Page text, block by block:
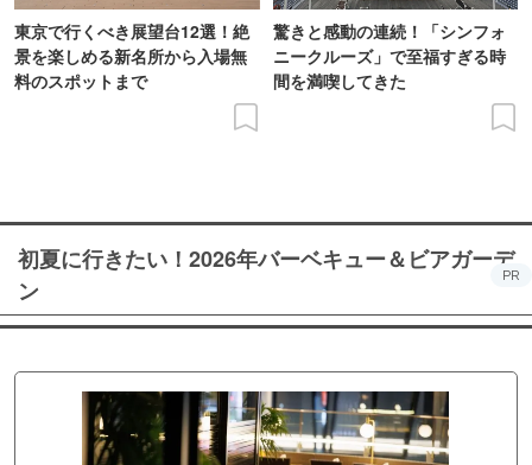
東京で行くべき展望台12選！絶
景を楽しめる新名所から入場無
料のスポットまで
驚きと感動の連続！「シンフォ
ニークルーズ」で至福すぎる時
間を満喫してきた
初夏に行きたい！2026年バーベキュー＆ビアガーデ
ン
PR